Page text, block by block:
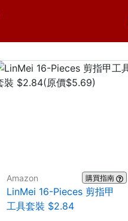
Amazon 購買指南
LinMei 16-Pieces 剪指甲
工具套裝 $2.84